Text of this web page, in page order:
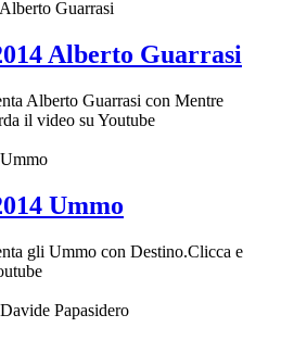
Alberto Guarrasi
Alberto Guarrasi con Mentre
il video su Youtube
Ummo
gli Ummo con Destino.Clicca e